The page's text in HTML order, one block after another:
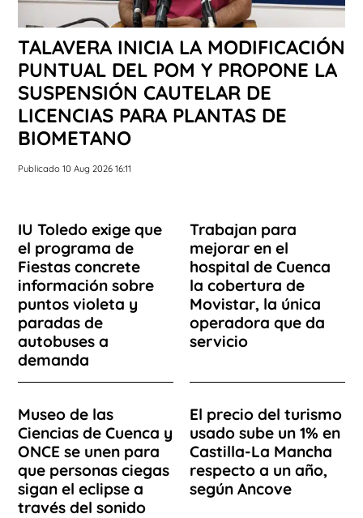
TALAVERA INICIA LA MODIFICACIÓN
PUNTUAL DEL POM Y PROPONE LA
SUSPENSIÓN CAUTELAR DE
LICENCIAS PARA PLANTAS DE
BIOMETANO
Publicado 10 Aug 2026 16:11
IU Toledo exige que
el programa de
Fiestas concrete
información sobre
puntos violeta y
paradas de
autobuses a
demanda
Trabajan para
mejorar en el
hospital de Cuenca
la cobertura de
Movistar, la única
operadora que da
servicio
Museo de las
Ciencias de Cuenca y
ONCE se unen para
que personas ciegas
sigan el eclipse a
través del sonido
El precio del turismo
usado sube un 1% en
Castilla-La Mancha
respecto a un año,
según Ancove